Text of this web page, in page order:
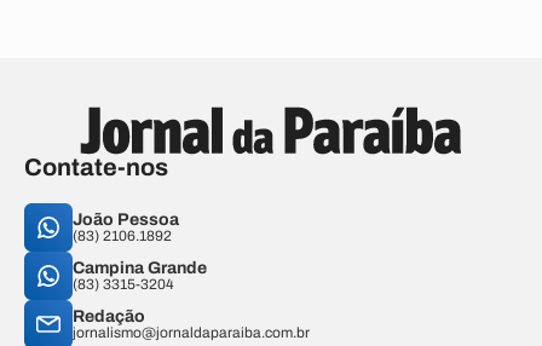
Contate-nos
João Pessoa
(83) 2106.1892
Campina Grande
(83) 3315-3204
Redação
jornalismo@jornaldaparaiba.com.br